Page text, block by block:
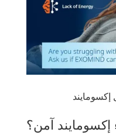
إكسومايند
إكسومايند آمن؟